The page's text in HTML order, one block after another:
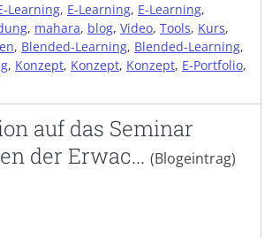
Learning, E-Learning, E-Learning,
, mahara, blog, Video, Tools, Kurs,
, Blended-Learning, Blended-Learning,
, Konzept, Konzept, Konzept, E-Portfolio,
auf das Seminar
der Erwac... (Blogeintrag)